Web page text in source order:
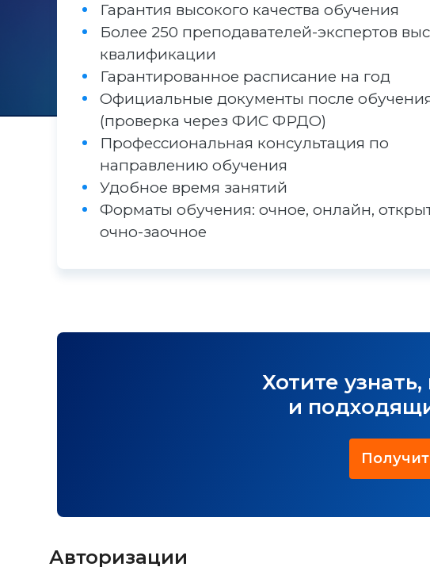
Гарантия высокого качества обучения
Более 250 преподавателей-экспертов
квалификации
Гарантированное расписание на год
Официальные документы после
(проверка через ФИС ФРДО)
Профессиональная консультация по
направлению обучения
Удобное время занятий
Форматы обучения: очное, онлайн,
очно-заочное
Хотите
и
Авторизации